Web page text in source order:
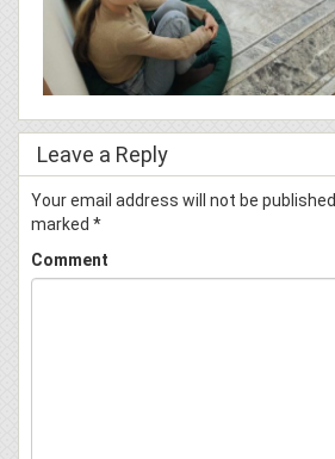
Leave a Reply
Your email address will not be published.
marked *
Comment